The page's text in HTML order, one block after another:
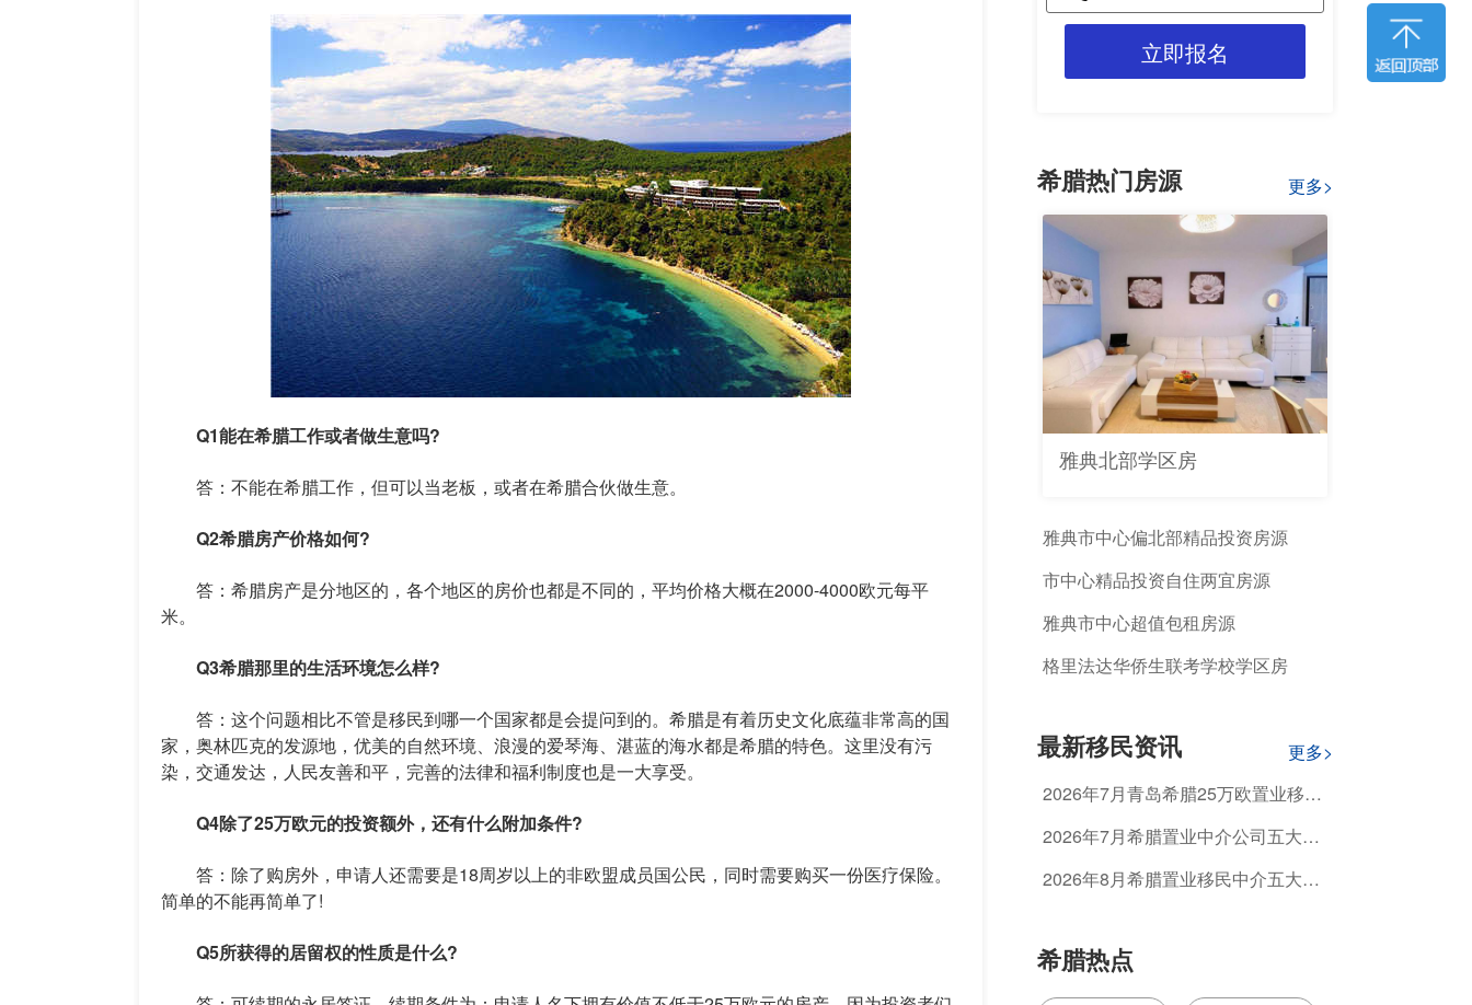
Q1能在希腊工作或者做生意吗?
答：不能在希腊工作，但可以当老板，或者在希腊合伙做生意。
Q2希腊房产价格如何?
答：希腊房产是分地区的，各个地区的房价也都是不同的，平均价格大概在2000-4000欧元每平
米。
Q3希腊那里的生活环境怎么样?
答：这个问题相比不管是移民到哪一个国家都是会提问到的。希腊是有着历史文化底蕴非常高的国
家，奥林匹克的发源地，优美的自然环境、浪漫的爱琴海、湛蓝的海水都是希腊的特色。这里没有污
染，交通发达，人民友善和平，完善的法律和福利制度也是一大享受。
Q4除了25万欧元的投资额外，还有什么附加条件?
答：除了购房外，申请人还需要是18周岁以上的非欧盟成员国公民，同时需要购买一份医疗保险。
简单的不能再简单了!
Q5所获得的居留权的性质是什么?
立即报名
希腊热门房源 更多>
雅典北部学区房
雅典市中心偏北部精品投资房源
市中心精品投资自住两宜房源
雅典市中心超值包租房源
格里法达华侨生联考学校学区房
最新移民资讯
更多>
2026年7月青岛希腊25万欧置业移
的坑？
2026年7月希腊置业中介公司五大排
2026年8月希腊置业移民中介五大排
希腊热点